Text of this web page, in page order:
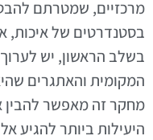
מרכזיים, שמטרתם
בסטנדרטים של איכות,
בשלב הראשון, יש
המקומית והאתגרים
מחקר זה מאפשר
היעילות ביותר להגיע